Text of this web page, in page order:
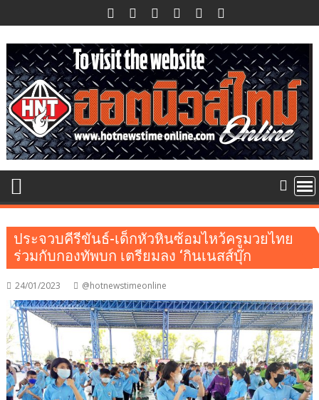
to
content
ประจวบคีรีขันธ์-เด็กหัวหินซ้อมไหว้ครูมวยไทย
ร่วมกับกองทัพบก เตรียมลง ‘กินเนสส์บุ๊ก
24/01/2023 @hotnewstimeonline